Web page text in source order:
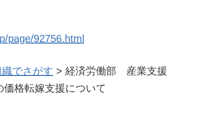
page/92756.html
でさがす > 経済労働部 産業支援
価格転嫁支援について